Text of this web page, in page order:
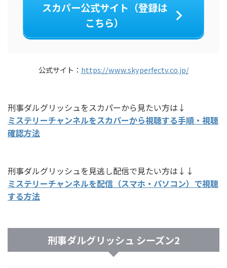
スカパー公式サイト（登録は
こちら）
公式サイト： https://www.skyperfectv.co.jp/
刑事ダルグリッシュをスカパーから見たい方は↓
ミステリーチャンネルをスカパーから視聴する手順・視聴
確認方法
刑事ダルグリッシュを見逃し配信で見たい方は↓↓
ミステリーチャンネルを配信（スマホ・パソコン）で視聴
する方法
刑事ダルグリッシュ シーズン2